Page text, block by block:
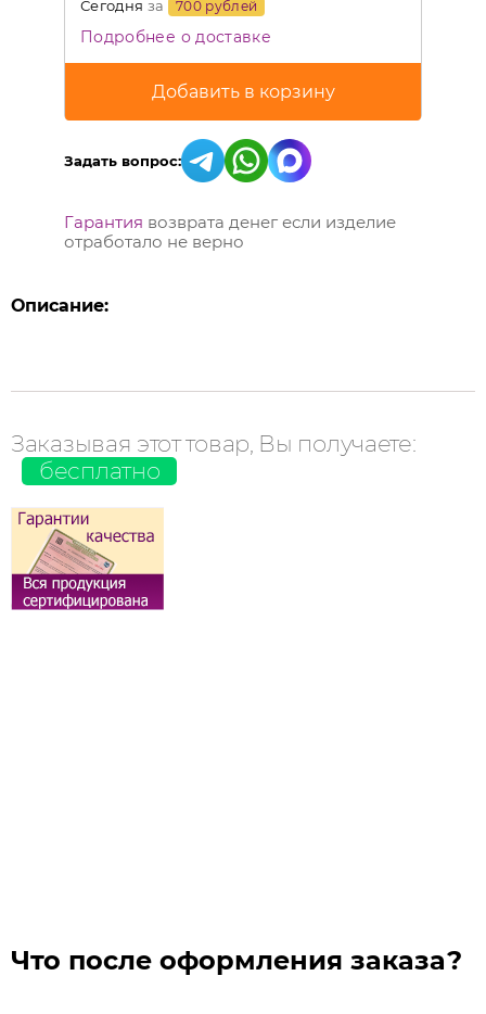
Сегодня за 700 рублей
Подробнее о доставке
Задать вопрос:
Гарантия возврата денег если изделие
отработало не верно
Описание:
Заказывая этот товар, Вы получаете:
бесплатно
Что после оформления заказа?